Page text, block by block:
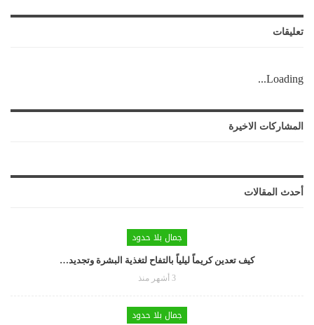
تعليقات
Loading...
المشاركات الاخيرة
أحدث المقالات
جمال بلا حدود
كيف تعدين كريماً ليلياً بالتفاح لتغذية البشرة وتجديد…
3 أشهر منذ
جمال بلا حدود